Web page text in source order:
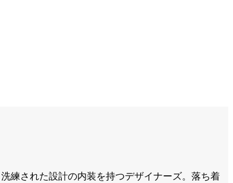
練された設計の内装を持つデザイナーズ。落ち着